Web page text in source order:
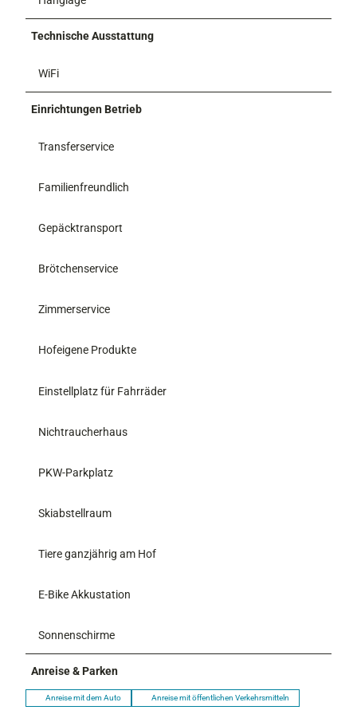
Technische Ausstattung
WiFi
Einrichtungen Betrieb
Transferservice
Familienfreundlich
Gepäcktransport
Brötchenservice
Zimmerservice
Hofeigene Produkte
Einstellplatz für Fahrräder
Nichtraucherhaus
PKW-Parkplatz
Skiabstellraum
Tiere ganzjährig am Hof
E-Bike Akkustation
Sonnenschirme
Anreise & Parken
Anreise mit dem Auto Anreise mit öffentlichen Verkehrsmitteln